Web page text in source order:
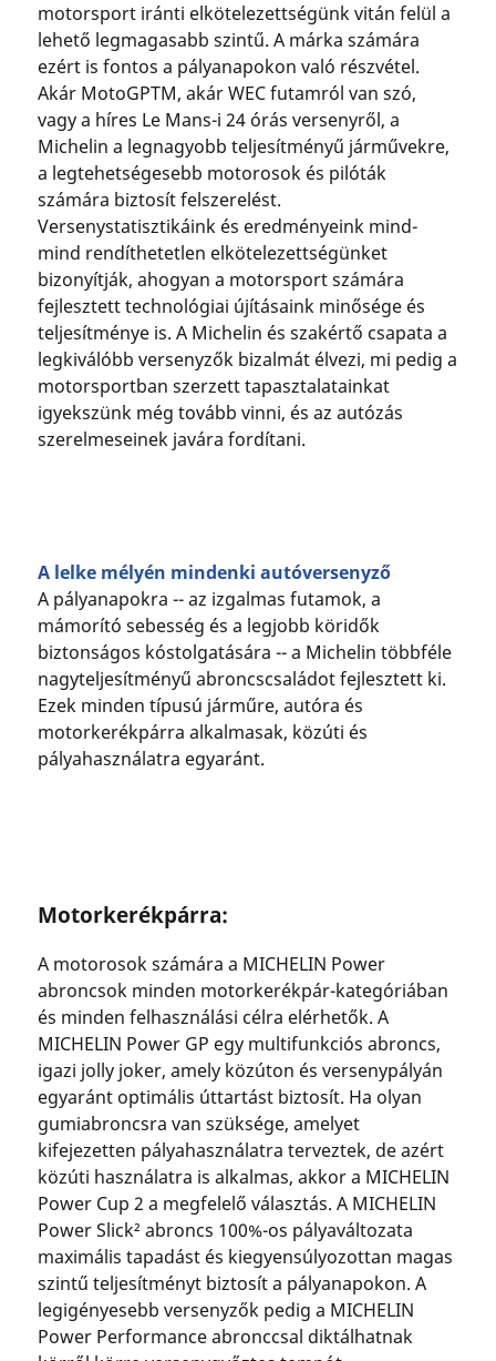
motorsport iránti elkötelezettségünk vitán felül a
lehető legmagasabb szintű. A márka számára
ezért is fontos a pályanapokon való részvétel.
Akár MotoGPTM, akár WEC futamról van szó,
vagy a híres Le Mans-i 24 órás versenyről, a
Michelin a legnagyobb teljesítményű járművekre,
a legtehetségesebb motorosok és pilóták
számára biztosít felszerelést.
Versenystatisztikáink és eredményeink mind-
mind rendíthetetlen elkötelezettségünket
bizonyítják, ahogyan a motorsport számára
fejlesztett technológiai újításaink minősége és
teljesítménye is. A Michelin és szakértő csapata a
legkiválóbb versenyzők bizalmát élvezi, mi pedig a
motorsportban szerzett tapasztalatainkat
igyekszünk még tovább vinni, és az autózás
szerelmeseinek javára fordítani.
A lelke mélyén mindenki autóversenyző
A pályanapokra -- az izgalmas futamok, a
mámorító sebesség és a legjobb köridők
biztonságos kóstolgatására -- a Michelin többféle
nagyteljesítményű abroncscsaládot fejlesztett ki.
Ezek minden típusú járműre, autóra és
motorkerékpárra alkalmasak, közúti és
pályahasználatra egyaránt.
Motorkerékpárra:
A motorosok számára a MICHELIN Power
abroncsok minden motorkerékpár-kategóriában
és minden felhasználási célra elérhetők. A
MICHELIN Power GP egy multifunkciós abroncs,
igazi jolly joker, amely közúton és versenypályán
egyaránt optimális úttartást biztosít. Ha olyan
gumiabroncsra van szüksége, amelyet
kifejezetten pályahasználatra terveztek, de azért
közúti használatra is alkalmas, akkor a MICHELIN
Power Cup 2 a megfelelő választás. A MICHELIN
Power Slick² abroncs 100%-os pályaváltozata
maximális tapadást és kiegyensúlyozottan magas
szintű teljesítményt biztosít a pályanapokon. A
legigényesebb versenyzők pedig a MICHELIN
Power Performance abronccsal diktálhatnak